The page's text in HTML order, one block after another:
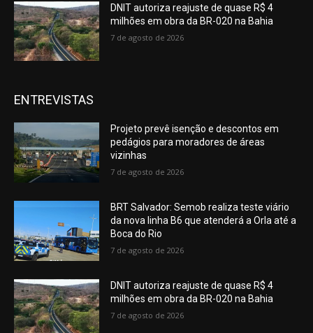
DNIT autoriza reajuste de quase R$ 4
milhões em obra da BR-020 na Bahia
7 de agosto de 2026
ENTREVISTAS
Projeto prevê isenção e descontos em
pedágios para moradores de áreas
vizinhas
7 de agosto de 2026
BRT Salvador: Semob realiza teste viário
da nova linha B6 que atenderá a Orla até a
Boca do Rio
7 de agosto de 2026
DNIT autoriza reajuste de quase R$ 4
milhões em obra da BR-020 na Bahia
7 de agosto de 2026